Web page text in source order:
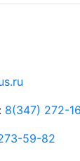
8(347) 272-
59-82